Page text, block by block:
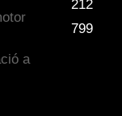
a
212
799